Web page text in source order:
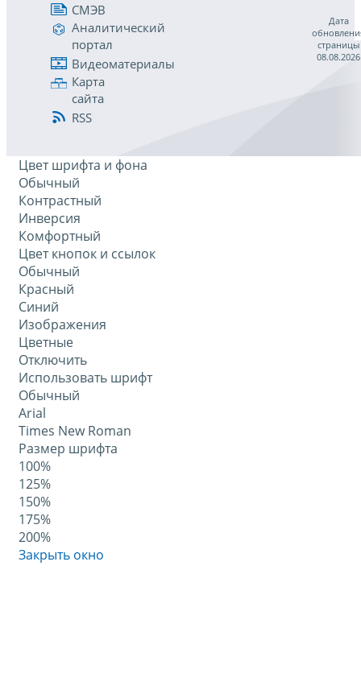
СМЭВ
Аналитический
портал
Видеоматериалы
Карта
сайта
RSS
Дата
страницы
08.08.2026
Цвет шрифта и фона
Обычный
Контрастный
Инверсия
Комфортный
Цвет кнопок и ссылок
Обычный
Красный
Синий
Изображения
Цветные
Отключить
Использовать шрифт
Обычный
Arial
Times New Roman
Размер шрифта
100%
125%
150%
175%
200%
Закрыть окно